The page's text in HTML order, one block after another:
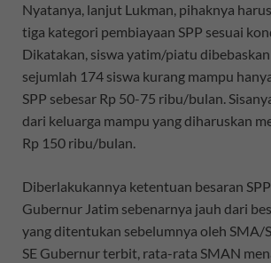
Nyatanya, lanjut Lukman, pihaknya
tiga kategori pembiayaan SPP sesuai
Dikatakan, siswa yatim/piatu dibebaskan
sejumlah 174 siswa kurang mampu
SPP sebesar Rp 50-75 ribu/bulan.
dari keluarga mampu yang diharuskan
Rp 150 ribu/bulan.
Diberlakukannya ketentuan besaran SPP
Gubernur Jatim sebenarnya jauh dari
yang ditentukan sebelumnya oleh SMA/
SE Gubernur terbit, rata-rata SMAN